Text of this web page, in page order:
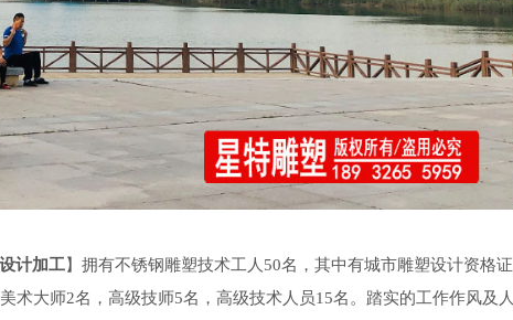
设计加工】拥有不锈钢雕塑技术工人 50名，其中有城市雕塑设计资格证
术大师2名，高级技师5名，高级技术人员15名。踏实的工作作风及人